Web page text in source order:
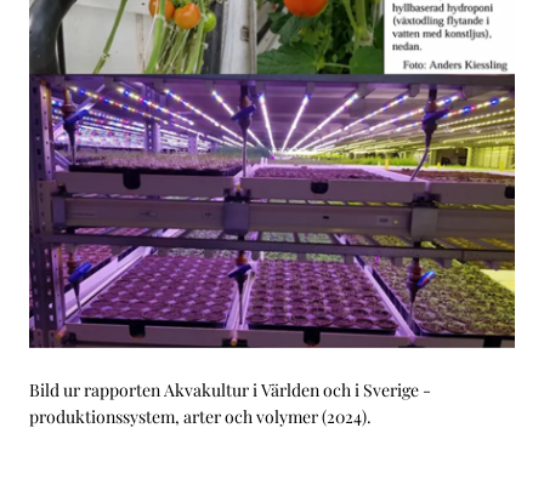
Bild ur rapporten Akvakultur i Världen och i Sverige -
produktionssystem, arter och volymer (2024).